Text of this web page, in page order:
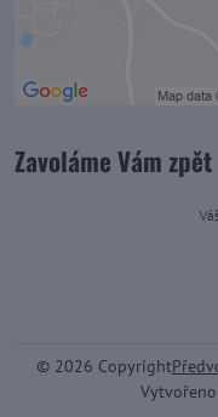
Zavoláme Vám zpět
© 2026 Copyright